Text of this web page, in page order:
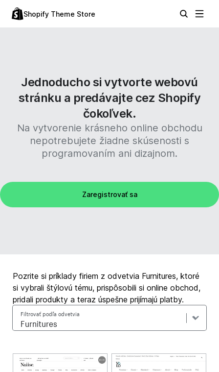
Shopify Theme Store
Jednoducho si vytvorte webovú
stránku a predávajte cez Shopify
čokoľvek.
Na vytvorenie krásneho online obchodu
nepotrebujete žiadne skúsenosti s
programovaním ani dizajnom.
Zaregistrovať sa
Pozrite si príklady firiem z odvetvia Furnitures, ktoré
si vybrali štýlovú tému, prispôsobili si online obchod,
pridali produkty a teraz úspešne prijímajú platby.
Filtrovať podľa odvetvia